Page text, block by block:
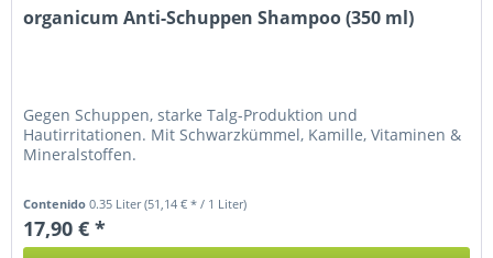
organicum Anti-Schuppen Shampoo (350 ml)
Gegen Schuppen, starke Talg-Produktion und
Hautirritationen. Mit Schwarzkümmel, Kamille, Vitaminen &
Mineralstoffen.
Contenido0.35 Liter(51,14 € * / 1 Liter)
17,90 € *